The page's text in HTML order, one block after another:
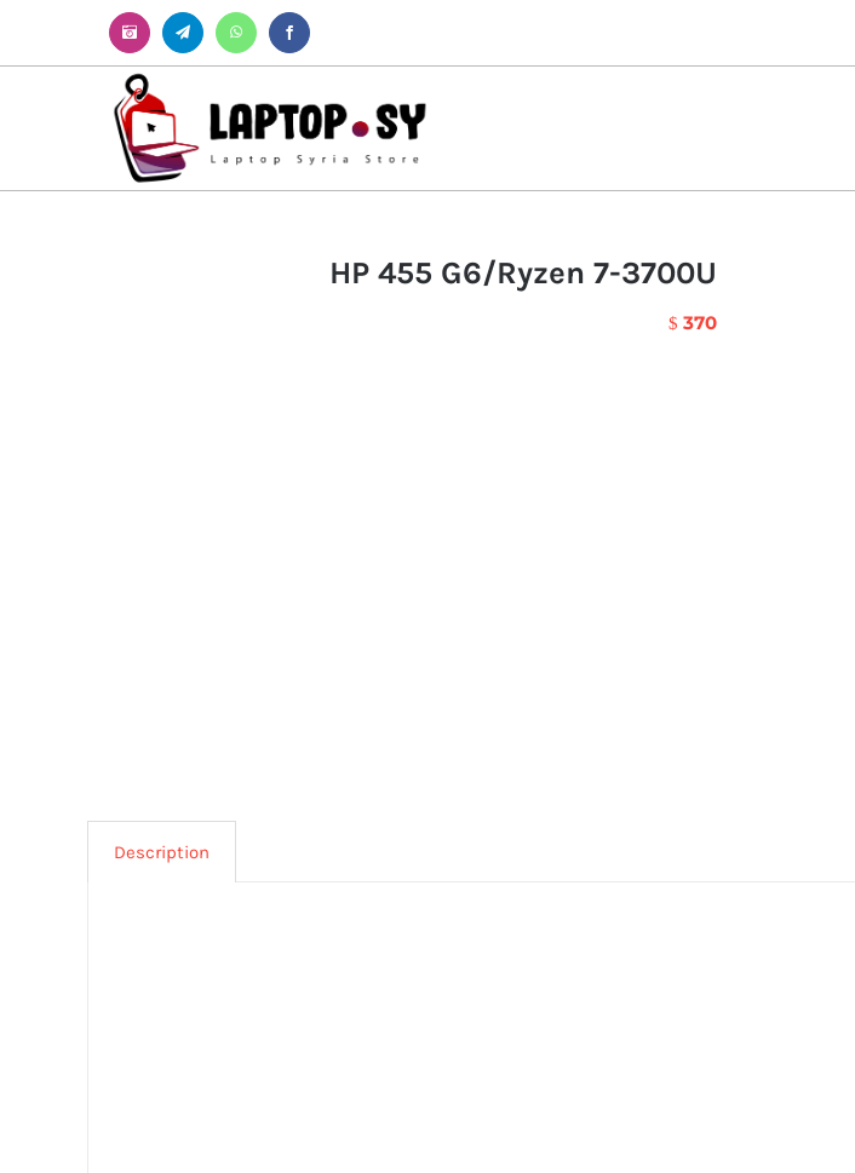
Facebook
WhatsApp
Telegram
Instagram
HP 455 G6/Ryzen 7-3700U
$ 370
Description